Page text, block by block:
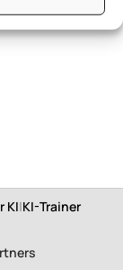
KI|KI-Trainer